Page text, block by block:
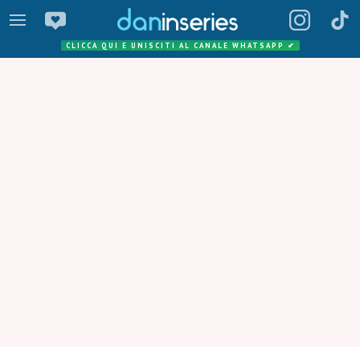
CLICCA QUI E UNISCITI AL CANALE WHATSAPP ✔